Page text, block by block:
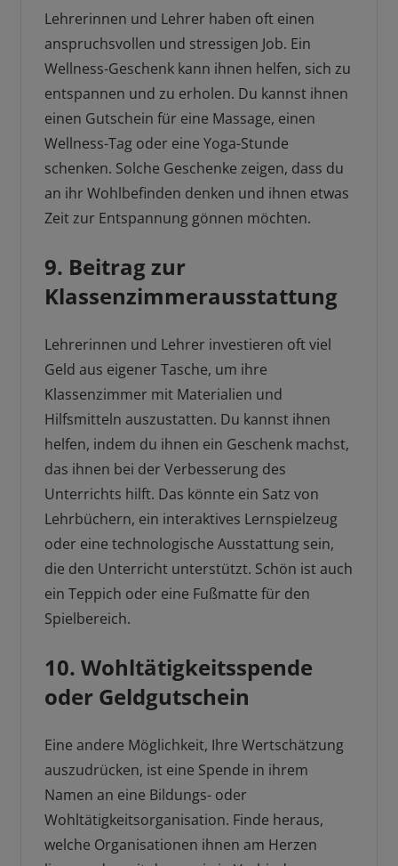
Lehrerinnen und Lehrer haben oft einen
anspruchsvollen und stressigen Job. Ein
Wellness-Geschenk kann ihnen helfen, sich zu
entspannen und zu erholen. Du kannst ihnen
einen Gutschein für eine Massage, einen
Wellness-Tag oder eine Yoga-Stunde
schenken. Solche Geschenke zeigen, dass du
an ihr Wohlbefinden denken und ihnen etwas
Zeit zur Entspannung gönnen möchten.
9. Beitrag zur
Klassenzimmerausstattung
Lehrerinnen und Lehrer investieren oft viel
Geld aus eigener Tasche, um ihre
Klassenzimmer mit Materialien und
Hilfsmitteln auszustatten. Du kannst ihnen
helfen, indem du ihnen ein Geschenk machst,
das ihnen bei der Verbesserung des
Unterrichts hilft. Das könnte ein Satz von
Lehrbüchern, ein interaktives Lernspielzeug
oder eine technologische Ausstattung sein,
die den Unterricht unterstützt. Schön ist auch
ein Teppich oder eine Fußmatte für den
Spielbereich.
10. Wohltätigkeitsspende
oder Geldgutschein
Eine andere Möglichkeit, Ihre Wertschätzung
auszudrücken, ist eine Spende in ihrem
Namen an eine Bildungs- oder
Wohltätigkeitsorganisation. Finde heraus,
welche Organisationen ihnen am Herzen